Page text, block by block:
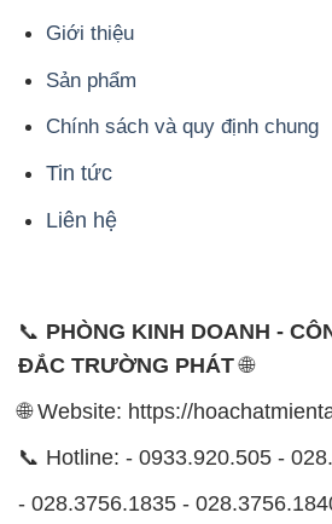
Giới thiệu
Sản phẩm
Chính sách và quy định chung
Tin tức
Liên hệ
📞 PHÒNG KINH DOANH -
ĐẮC TRƯỜNG PHÁT🌐
🌐 Website: https://
📞 Hotline: - 0933.920.505 -
- 028.3756.1835 -